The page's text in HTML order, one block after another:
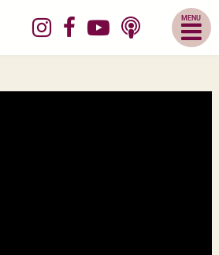
Abrir
Menu
Mobile